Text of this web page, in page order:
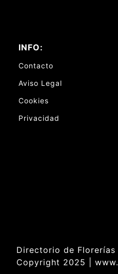
INFO:
Contacto
Aviso Legal
Cookies
Privacidad
Directorio de
Copyright 2025 |